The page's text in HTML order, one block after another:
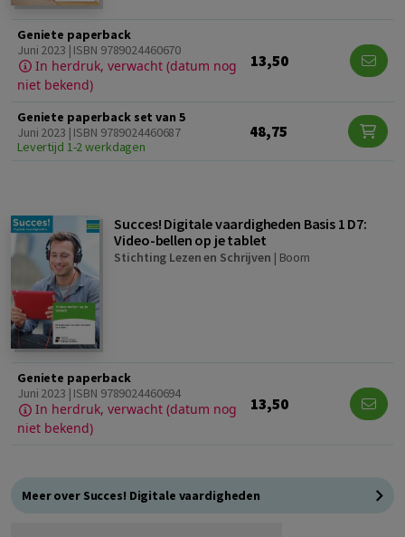
Geniete paperback
Juni 2023 | ISBN 9789024460670
In herdruk, verwacht (datum nog
niet bekend)
13,50
Geniete paperback set van 5
Juni 2023 | ISBN 9789024460687
Levertijd 1-2 werkdagen
48,75
Succes! Digitale vaardigheden Basis 1 D7:
Video-bellen op je tablet
Stichting Lezen en Schrijven | Boom
Geniete paperback
Juni 2023 | ISBN 9789024460694
In herdruk, verwacht (datum nog
niet bekend)
13,50
Meer over Succes! Digitale vaardigheden